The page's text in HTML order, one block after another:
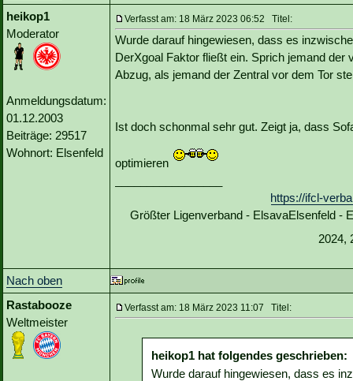
heikop1
Moderator
Anmeldungsdatum:
01.12.2003
Beiträge: 29517
Wohnort: Elsenfeld
Verfasst am: 18 März 2023 06:52 Titel:
Wurde darauf hingewiesen, dass es
DerXgoal Faktor fließt ein. Sprich jemand
Abzug, als jemand der Zentral vor dem Tor
Ist doch schonmal sehr gut. Zeigt ja, dass
optimieren
https://ifcl-
Größter Ligenverband - ElsavaElsenfeld -
2024,
Nach oben
Rastabooze
Weltmeister
Verfasst am: 18 März 2023 11:07 Titel:
heikop1 hat folgendes geschrieben:
Wurde darauf hingewiesen, dass es